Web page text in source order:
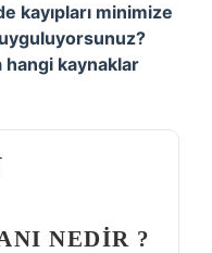
kayıpları minimize
kaynaklar
NEDIR ?